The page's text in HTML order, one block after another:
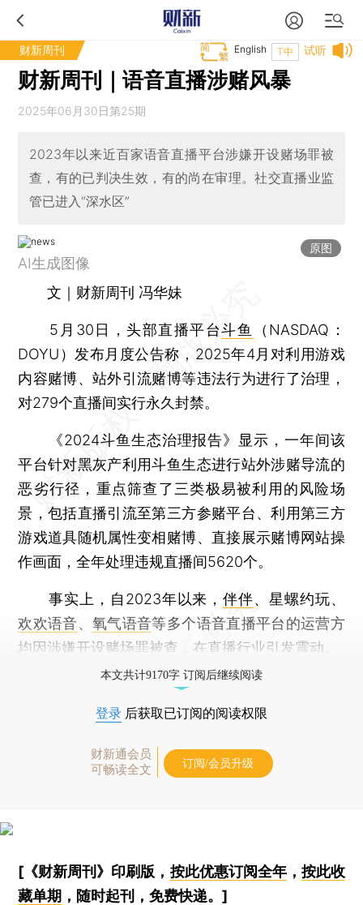
财新周刊 试听
T中
English
财新周刊｜语音直播涉赌风暴
2025年06月30日第25期
2023年以来近百家语音直播平台涉嫌开设赌场罪被
查，有的已判决生效，有的尚在审理。社交直播业监
管已进入“深水区”
原图
AI生成图像
文｜财新周刊 冯华妹
5月30日，头部直播平台斗鱼
（NASDAQ：
DOYU）发布月度公告称，2025年4月对利用游戏
内容赌博、站外引流赌博等违法行为进行了治理，
对279个直播间实行永久封禁。
《2024斗鱼生态治理报告》显示，一年间该
平台针对黑灰产利用斗鱼生态进行站外涉赌导流的
恶劣行径，重点筛查了三类极易被利用的风险场
景，包括直播引流至第三方参赌平台、利用第三方
游戏道具随机属性变相赌博、直接展示赌博网站操
作画面，全年处理违规直播间5620个。
事实上，自2023年以来，伴伴、星螺约玩、
欢欢语音、氧气语音等多个语音直播平台的运营方
均因涉嫌开设赌场罪被查，在直播行业引发震动。
本文共计9170字 订阅后继续阅读
登录 后获取已订阅的阅读权限
财新通会员
可畅读全文
订阅/会员升级
[《财新周刊》印刷版， 按此优惠订阅全年， 按此收
藏单期 ，随时起刊，免费快递。]